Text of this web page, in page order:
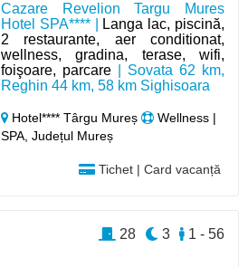
Cazare Revelion Targu Mures
Hotel SPA**** |
Langa lac, piscină,
2 restaurante, aer conditionat,
wellness, gradina, terase, wifi,
foişoare, parcare | Sovata 62 km,
Reghin 44 km, 58 km Sighisoara
Hotel**** Târgu Mureș
Wellness |
SPA, Județul Mureș
Tichet | Card vacanță
1 - 56
3
28